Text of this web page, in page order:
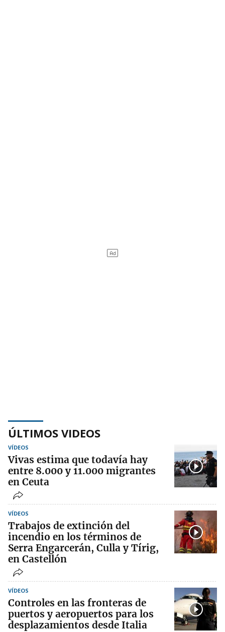
ÚLTIMOS VIDEOS
VÍDEOS
Vivas estima que todavía hay
entre 8.000 y 11.000 migrantes
en Ceuta
VÍDEOS
Trabajos de extinción del
incendio en los términos de
Serra Engarcerán, Culla y Tírig,
en Castellón
VÍDEOS
Controles en las fronteras de
puertos y aeropuertos para los
desplazamientos desde Italia